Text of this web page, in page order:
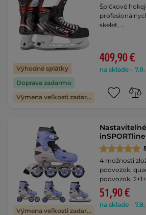
Výhodné splátky
Doprava zadarmo
Výmena veľkosti zadarmo
Špičkové
skelet, …
409,90 €
na sklade –
Výmena veľkosti zadarmo
4 možnosti
podvozok,
podvozok,
51,90 €
na sklade –